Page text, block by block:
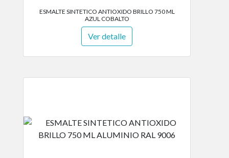
ESMALTE SINTETICO ANTIOXIDO BRILLO 750 ML
AZUL COBALTO
Ver detalle